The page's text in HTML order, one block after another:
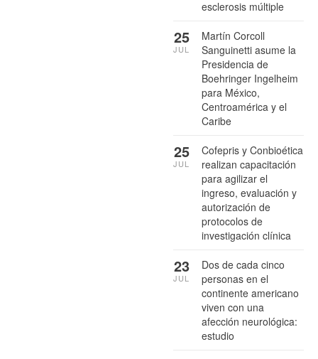
esclerosis múltiple
Martín Corcoll
Sanguinetti asume la
Presidencia de
Boehringer Ingelheim
para México,
Centroamérica y el
Caribe
25
JUL
Cofepris y Conbioética
realizan capacitación
para agilizar el
ingreso, evaluación y
autorización de
protocolos de
investigación clínica
25
JUL
Dos de cada cinco
personas en el
continente americano
viven con una
afección neurológica:
estudio
23
JUL